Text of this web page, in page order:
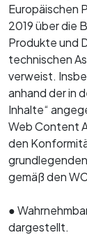
Europäischen
2019 über die
Produkte und
technischen
verweist.
anhand der in
Inhalte“
Web Content
den
gemäß den
●
dargestellt.